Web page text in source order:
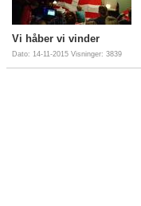
Vi håber vi vinder
Dato: 14-11-2015 Visninger: 3839